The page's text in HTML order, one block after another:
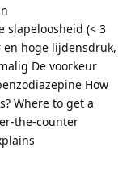
slapeloosheid (< 3
hoge lijdensdruk,
De voorkeur
How
Where to get a
the-counter